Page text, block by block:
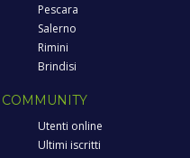
Pescara
Salerno
Rimini
Brindisi
COMMUNITY
Utenti online
Ultimi iscritti